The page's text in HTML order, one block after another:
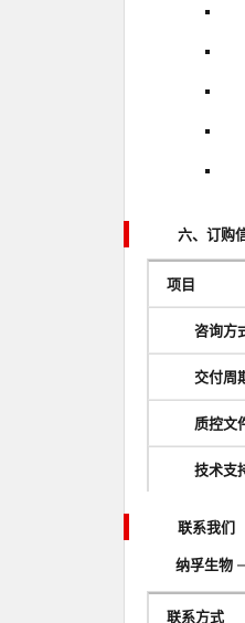
六、订购
项目
咨询方
交付周
质控文
技术支
联系我们
纳孚生物
联系方式